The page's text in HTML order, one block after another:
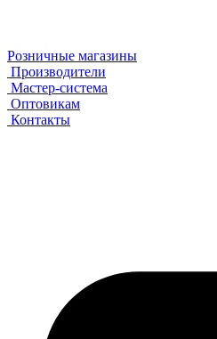
Розничные магазины
Производители
Мастер-система
Оптовикам
Контакты